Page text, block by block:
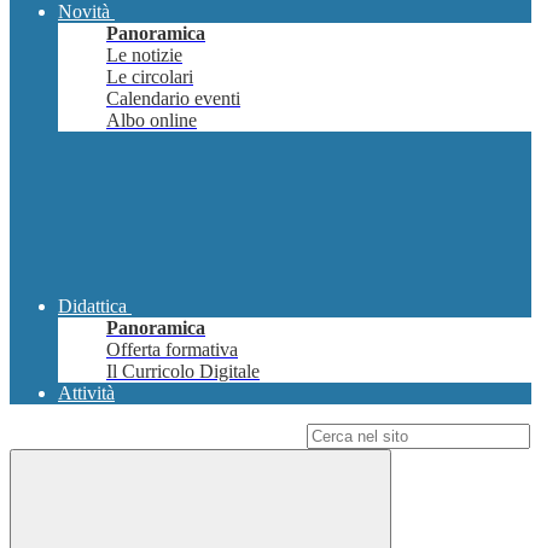
Novità
Panoramica
Le notizie
Le circolari
Calendario eventi
Albo online
Didattica
Panoramica
Offerta formativa
Il Curricolo Digitale
Attività